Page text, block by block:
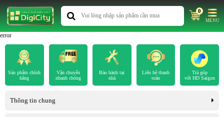
0
MENU
error
Sản phẩm chính
hãng
Vận chuyển
nhanh chóng
Bảo hành tại
nhà
Liên hệ thanh
toán
Trả góp
với HD Saigon
Thông tin chung